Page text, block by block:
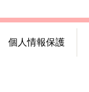
個人情報保護